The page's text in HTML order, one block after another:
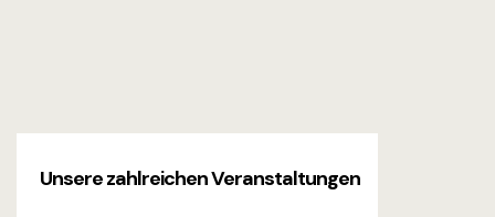
Unsere zahlreichen Veranstaltungen